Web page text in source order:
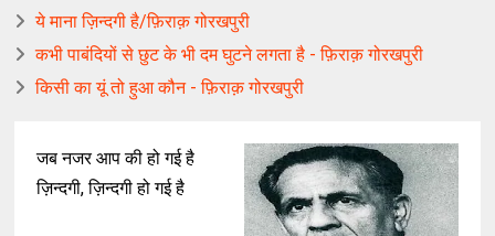
ये माना ज़िन्दगी है/फ़िराक़ गोरखपुरी
कभी पाबंदियों से छुट के भी दम घुटने लगता है - फ़िराक़ गोरखपुरी
किसी का यूं तो हुआ कौन - फ़िराक़ गोरखपुरी
जब नजर आप की हो गई है
ज़िन्दगी, ज़िन्दगी हो गई है